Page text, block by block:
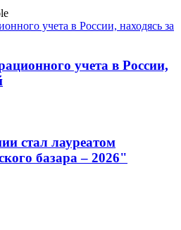
учета в России,
стал лауреатом
базара – 2026"